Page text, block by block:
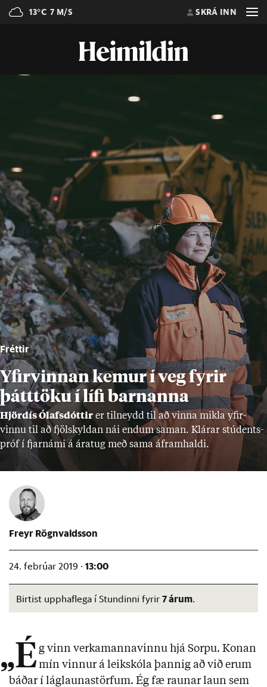
13°C 7 M/S SKRÁ INN
Fréttir
Yfirvinnan kemur í veg fyrir
þátttöku í lífi barnanna
Hjör­dís Ólafs­dótt­ir er til­neydd til að vinna mikla yf­ir­
vinnu til að fjöl­skyld­an nái end­um sam­an. Klár­ar stúd­ents­
próf í fjar­námi á ára­tug með sama áfram­haldi.
Freyr Rögnvaldsson
24. febrúar 2019 · 13:00
Birtist upphaflega í Stundinni fyrir 7 árum.
„É g vinn verkamannavinnu hjá Sorpu. Konan
mín vinnur á leikskóla þannig að við erum
báðar í láglaunastörfum. Ég fæ raunar laun sem